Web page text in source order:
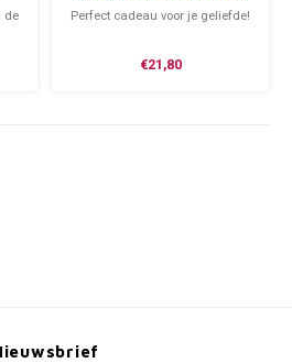
de
van jou! - Rond
Perfect cadeau voor je geliefde!
€21,80